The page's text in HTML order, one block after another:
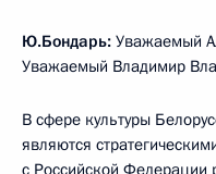
Ю.Бондарь: Уважаемый
Уважаемый Владимир
В сфере культуры
являются
с Российской Федерации